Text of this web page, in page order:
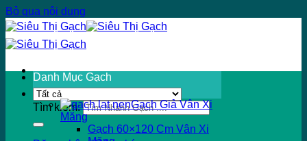
Bỏ qua nội dung
Tìm kiếm:
Danh Mục Gạch
Gạch Giả Vân Xi
Măng
Gạch 60×120 Cm Vân Xi